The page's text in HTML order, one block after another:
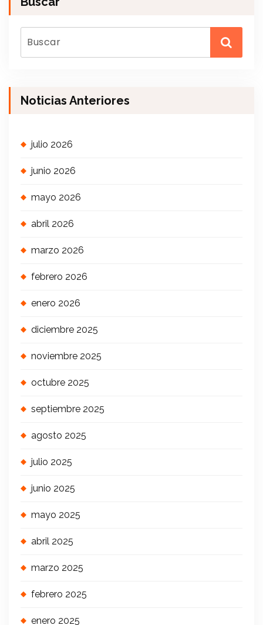
Noticias Anteriores
julio 2026
junio 2026
mayo 2026
abril 2026
marzo 2026
febrero 2026
enero 2026
diciembre 2025
noviembre 2025
octubre 2025
septiembre 2025
agosto 2025
julio 2025
junio 2025
mayo 2025
abril 2025
marzo 2025
febrero 2025
enero 2025